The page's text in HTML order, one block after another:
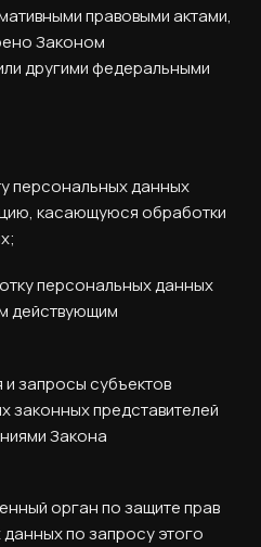
правовыми актами,
Законом
другими федеральными
персональных данных
касающуюся обработки
персональных данных
действующим
запросы субъектов
законных представителей
Закона
орган по защите прав
по запросу этого